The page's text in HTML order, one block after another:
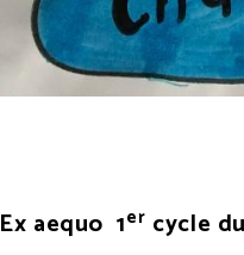
Ex aequo 1er cycle